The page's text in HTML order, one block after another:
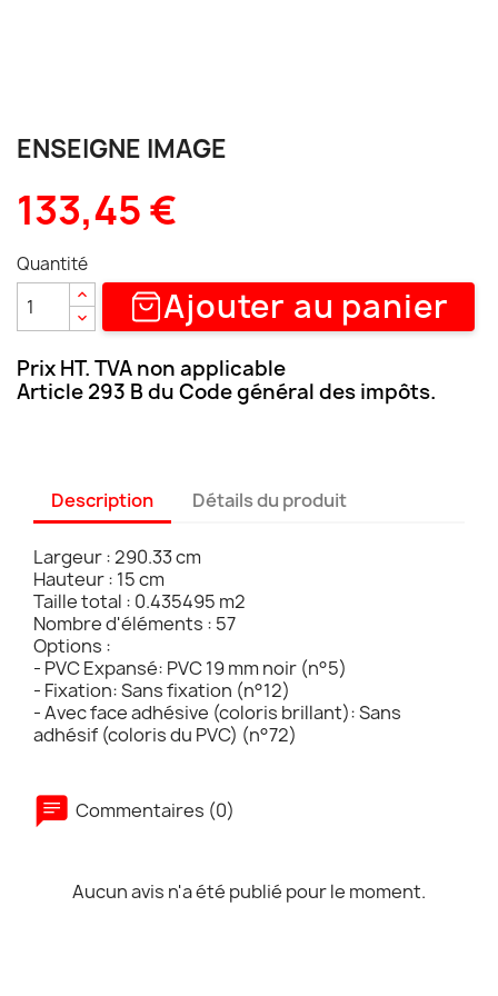
ENSEIGNE IMAGE
133,45 €
Quantité
Ajouter au panier
Prix HT. TVA non applicable
Article 293 B du Code général des impôts.
Description Détails du produit
Largeur : 290.33 cm
Hauteur : 15 cm
Taille total : 0.435495 m2
Nombre d'éléments : 57
Options :
- PVC Expansé: PVC 19 mm noir (n°5)
- Fixation: Sans fixation (n°12)
- Avec face adhésive (coloris brillant): Sans
adhésif (coloris du PVC) (n°72)
Commentaires (0)
Aucun avis n'a été publié pour le moment.